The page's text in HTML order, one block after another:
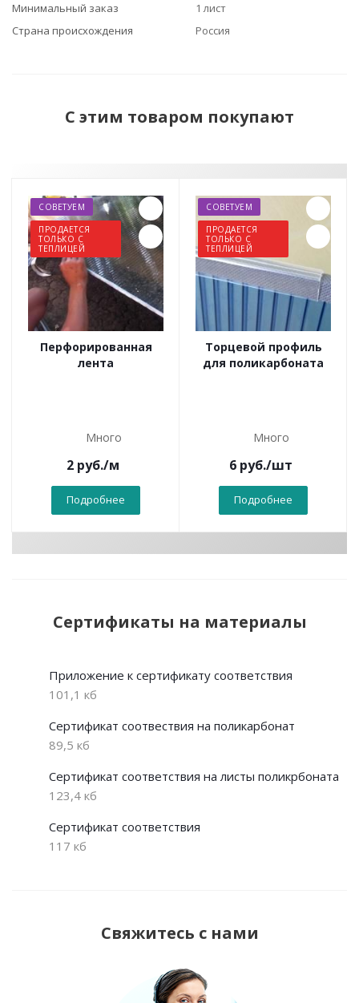
Минимальный заказ
1 лист
Страна происхождения
Россия
С этим товаром покупают
СОВЕТУЕМ
ПРОДАЕТСЯ
ТОЛЬКО С
ТЕПЛИЦЕЙ
Перфорированная
лента
Много
2 руб./м
Подробнее
СОВЕТУЕМ
ПРОДАЕТСЯ
ТОЛЬКО С
ТЕПЛИЦЕЙ
Торцевой профиль
для поликарбоната
Много
6руб./шт
Подробнее
Сертификаты на материалы
Приложение к сертификату соответствия
101,1 кб
Сертификат соотвествия на поликарбонат
89,5 кб
Сертификат соответствия на листы поликрбоната
123,4 кб
Сертификат соответствия
117 кб
Свяжитесь с нами